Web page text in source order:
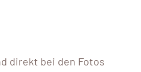
direkt bei den Fotos